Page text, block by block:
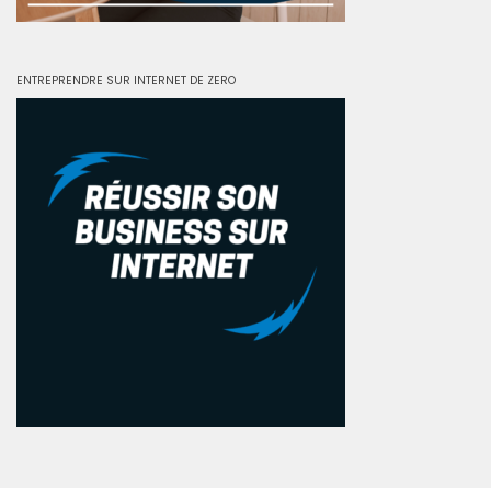
ENTREPRENDRE SUR INTERNET DE ZERO